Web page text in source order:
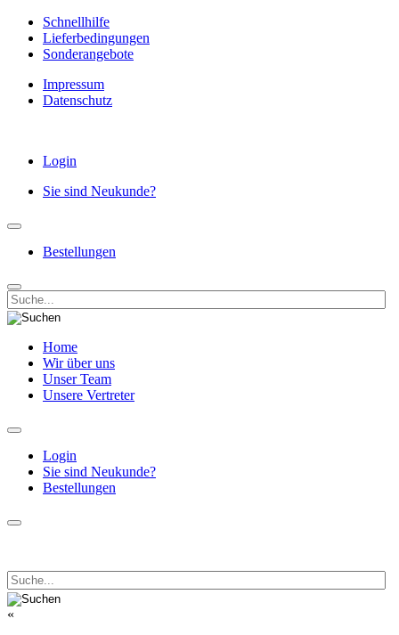
Schnellhilfe
Lieferbedingungen
Sonderangebote
Impressum
Datenschutz
Login
Sie sind Neukunde?
Bestellungen
Home
Wir über uns
Unser Team
Unsere Vertreter
Login
Sie sind Neukunde?
Bestellungen
«